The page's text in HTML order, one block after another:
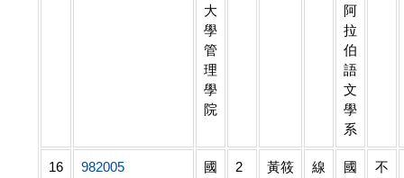
大
學
管
理
學
院
阿
拉
伯
語
文
學
系
16
982005
國
2
黃筱
線
國
不